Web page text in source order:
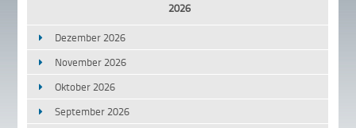
2026
Dezember 2026
November 2026
Oktober 2026
September 2026